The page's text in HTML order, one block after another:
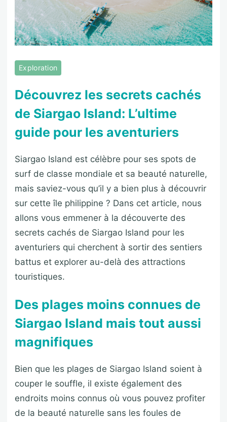
Exploration
Découvrez les secrets cachés
de Siargao Island: L’ultime
guide pour les aventuriers
Siargao Island est célèbre pour ses spots de
surf de classe mondiale et sa beauté naturelle,
mais saviez-vous qu’il y a bien plus à découvrir
sur cette île philippine ? Dans cet article, nous
allons vous emmener à la découverte des
secrets cachés de Siargao Island pour les
aventuriers qui cherchent à sortir des sentiers
battus et explorer au-delà des attractions
touristiques.
Des plages moins connues de
Siargao Island mais tout aussi
magnifiques
Bien que les plages de Siargao Island soient à
couper le souffle, il existe également des
endroits moins connus où vous pouvez profiter
de la beauté naturelle sans les foules de